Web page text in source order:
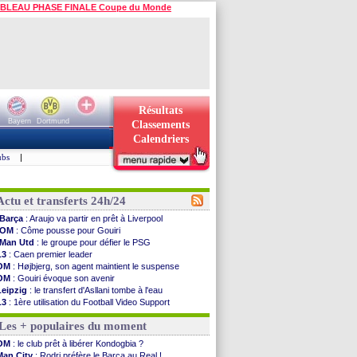
PHASE FINALE Coupe du Monde
Bayern
Dortmund
Résultats
Classements
Calendriers
|
et transferts 24h/24
Barça : Araujo va partir en prêt à Liverpool
OM : Côme pousse pour Gouiri
Man Utd : le groupe pour défier le PSG
: Caen premier leader
: Højbjerg, son agent maintient le suspense
: Gouiri évoque son avenir
: le transfert d'Asllani tombe à l'eau
: 1ère utilisation du Football Video Support
: Benatia envoie une pique à Longoria
: Al-Ahli veut Pape Gueye
: la dernière saison de Fonseca ?
: un nouveau prétendant pour Højbjerg
+ populaires du moment
: le club prêt à libérer Kondogbia ?